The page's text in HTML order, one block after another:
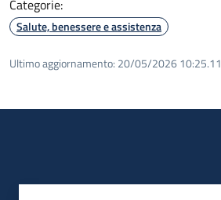
Categorie:
Salute, benessere e assistenza
Ultimo aggiornamento: 20/05/2026 10:25.11